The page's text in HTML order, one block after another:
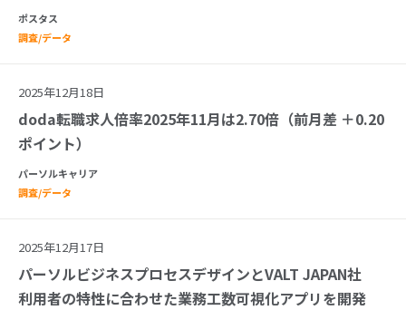
ポスタス
調査/データ
2025年12月18日
doda転職求人倍率2025年11月は2.70倍（前月差 ＋0.20
ポイント）
パーソルキャリア
調査/データ
2025年12月17日
パーソルビジネスプロセスデザインとVALT JAPAN社
利用者の特性に合わせた業務工数可視化アプリを開発